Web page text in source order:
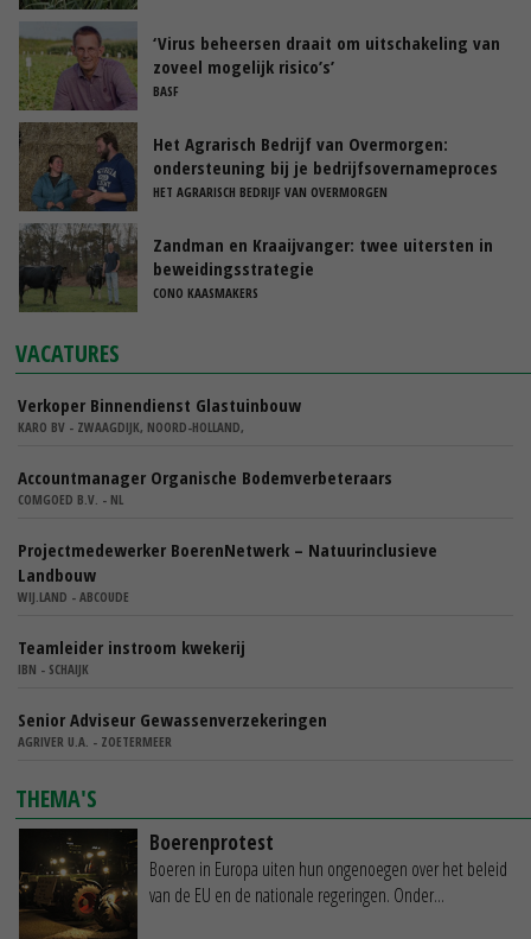
‘Virus beheersen draait om uitschakeling van
zoveel mogelijk risico’s’
BASF
Het Agrarisch Bedrijf van Overmorgen:
ondersteuning bij je bedrijfsovernameproces
HET AGRARISCH BEDRIJF VAN OVERMORGEN
Zandman en Kraaijvanger: twee uitersten in
beweidingsstrategie
CONO KAASMAKERS
VACATURES
Verkoper Binnendienst Glastuinbouw
KARO BV - ZWAAGDIJK, NOORD-HOLLAND,
Accountmanager Organische Bodemverbeteraars
COMGOED B.V. - NL
Projectmedewerker BoerenNetwerk – Natuurinclusieve
Landbouw
WIJ.LAND - ABCOUDE
Teamleider instroom kwekerij
IBN - SCHAIJK
Senior Adviseur Gewassenverzekeringen
AGRIVER U.A. - ZOETERMEER
THEMA'S
Boerenprotest
Boeren in Europa uiten hun ongenoegen over het beleid
van de EU en de nationale regeringen. Onder...